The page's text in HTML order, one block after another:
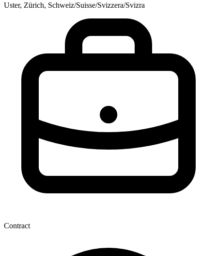
Uster, Zürich, Schweiz/Suisse/Svizzera/Svizra
Contract